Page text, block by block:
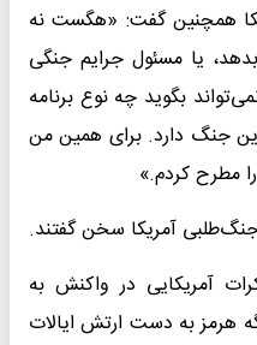
همچنین گفت: «هگست نه
یا مسئول جرایم جنگی
بگوید چه نوع برنامه‌
این جنگ دارد. برای همین من
مطرح کردم.»
آمریکا سخن گفتند.
آمریکایی در واکنش به
هرمز به دست ارتش ایالات